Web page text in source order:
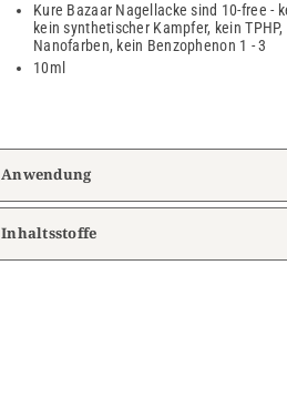
Kure Bazaar Nagellacke sind 10-free -
kein synthetischer Kampfer, kein
Nanofarben, kein Benzophenon 1 - 3
10ml
Anwendung
Inhaltsstoffe